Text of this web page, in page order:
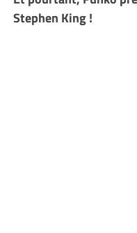
Stephen King !